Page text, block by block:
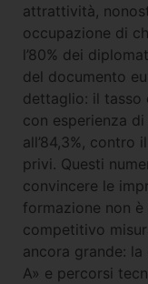
attrattività,
occupazione di
l’80% dei
del documento
dettaglio: il tasso
con esperienza
all’84,3%, contro
privi. Questi
convincere le
formazione non
competitivo
ancora grande:
A» e percorsi